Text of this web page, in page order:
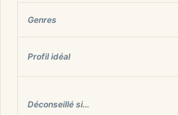
Genres
Profil idéal
Déconseillé si…